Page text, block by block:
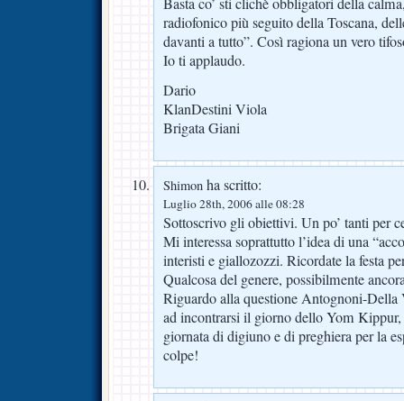
radiofonico più seguito della Toscana,
davanti a tutto”. Così ragiona un vero
Io ti applaudo.
Dario
KlanDestini Viola
Brigata Giani
Shimon ha scritto:
Luglio 28th, 2006 alle 08:28
Sottoscrivo gli obiettivi. Un po’ tanti per
Mi interessa soprattutto l’idea di una
interisti e giallozozzi. Ricordate la festa
Qualcosa del genere, possibilmente
Riguardo alla questione Antognoni-
ad incontrarsi il giorno dello Yom Kippur,
giornata di digiuno e di preghiera per la
colpe!